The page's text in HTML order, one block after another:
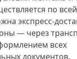
по
экспресс-
— через
всех
документов.